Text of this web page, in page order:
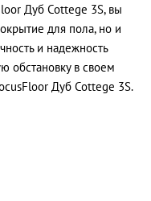
Дуб Cottege 3S, вы
для пола, но и
и надежность
обстановку в своем
Дуб Cottege 3S.